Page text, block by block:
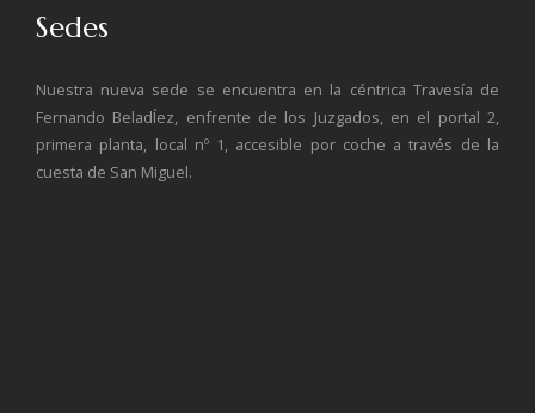
Sedes
Nuestra nueva sede se encuentra en la céntrica Travesía de
Fernando BeladÍez, enfrente de los Juzgados, en el portal 2,
primera planta, local nº 1, accesible por coche a través de la
cuesta de San Miguel.